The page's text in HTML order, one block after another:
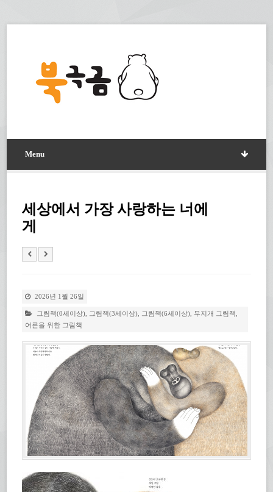
Menu
세상에서 가장 사랑하는 너에
게
2026년 1월 26일
그림책(0세이상) 그림책(3세이상) 그림책(6세이상) 무지개 그림책
어른을 위한 그림책